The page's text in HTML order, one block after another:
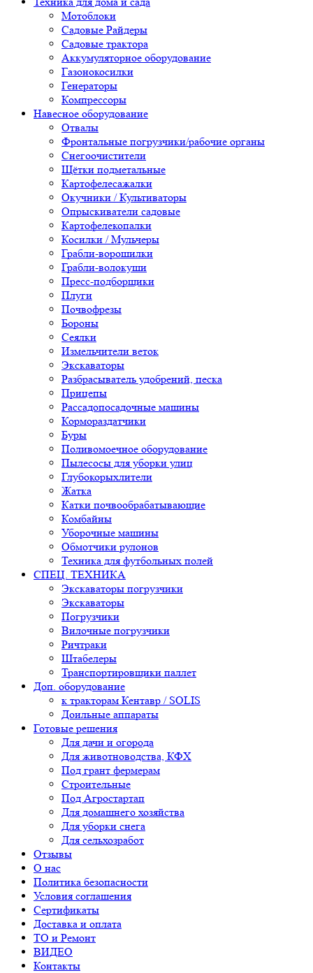
Мотоблоки
Садовые Райдеры
Садовые трактора
Аккумуляторное оборудование
Газонокосилки
Генераторы
Компрессоры
Навесное оборудование
Отвалы
Фронтальные погрузчики/рабочие органы
Снегоочистители
Щётки подметальные
Картофелесажалки
Окучники / Культиваторы
Опрыскиватели садовые
Картофелекопалки
Косилки / Мульчеры
Грабли-ворошилки
Грабли-волокуши
Пресс-подборщики
Плуги
Почвофрезы
Бороны
Сеялки
Измельчители веток
Экскаваторы
Разбрасыватель удобрений, песка
Прицепы
Рассадопосадочные машины
Кормораздатчики
Буры
Поливомоечное оборудование
Пылесосы для уборки улиц
Глубокорыхлители
Жатка
Катки почвообрабатывающие
Комбайны
Уборочные машины
Обмотчики рулонов
Техника для футбольных полей
СПЕЦ. ТЕХНИКА
Экскаваторы погрузчики
Экскаваторы
Погрузчики
Вилочные погрузчики
Ричтраки
Штабелеры
Транспортировщики паллет
Доп. оборудование
к тракторам Кентавр / SOLIS
Доильные аппараты
Готовые решения
Для дачи и огорода
Для животноводства, КФХ
Под грант фермерам
Строительные
Под Агростартап
Для домашнего хозяйства
Для уборки снега
Для сельхозработ
Отзывы
О нас
Политика безопасности
Условия соглашения
Сертификаты
Доставка и оплата
ТО и Ремонт
ВИДЕО
Контакты